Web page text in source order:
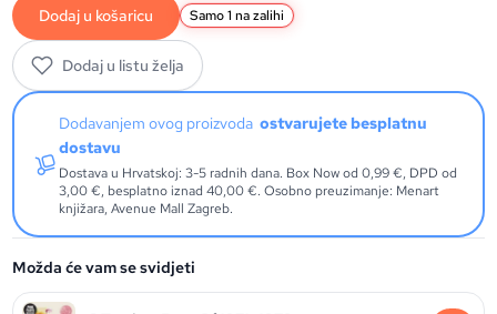
Dodaj u košaricu Samo 1 na zalihi
Dodaj u listu želja
Dodavanjem ovog proizvodaostvarujete besplatnu
dostavu
Dostava u Hrvatskoj: 3-5 radnih dana. Box Now od 0,99 €, DPD od
3,00 €, besplatno iznad 40,00 €. Osobno preuzimanje: Menart
knjižara, Avenue Mall Zagreb.
Možda će vam se svidjeti